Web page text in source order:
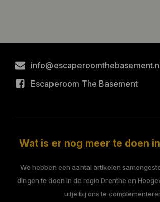
Escaperoom The Basement
Wat is er nog meer te doen
We hebben een aantal artikelen
dingen te doen in de regio Drenthe en
uitje bij ons te